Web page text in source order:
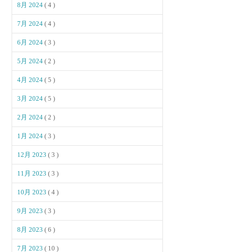
8月 2024( 4 )
7月 2024( 4 )
6月 2024( 3 )
5月 2024( 2 )
4月 2024( 5 )
3月 2024( 5 )
2月 2024( 2 )
1月 2024( 3 )
12月 2023( 3 )
11月 2023( 3 )
10月 2023( 4 )
9月 2023( 3 )
8月 2023( 6 )
7月 2023( 10 )